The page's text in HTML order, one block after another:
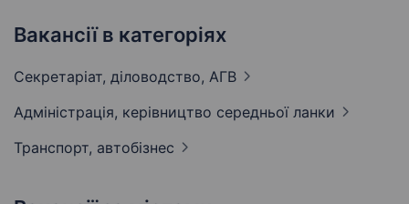
Вакансії в категоріях
Секретаріат, діловодство, АГВ
Адмiнiстрацiя, керівництво середньої ланки
Транспорт, автобізнес